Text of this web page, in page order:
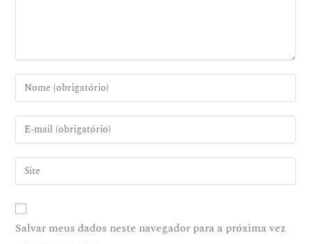
Salvar meus dados neste navegador para a próxima vez